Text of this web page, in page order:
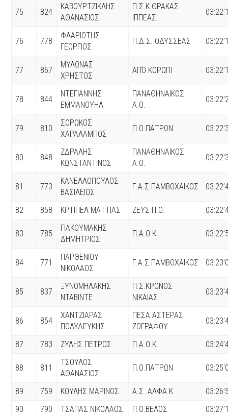
75 824
ΚΑΒΟΥΡΤΖΙΚΛΗΣ
ΑΘΑΝΑΣΙΟΣ
Π.Σ.Κ.ΘΡΑΚΑΣ
ΙΠΠΕΑΣ
76 778
ΦΛΑΡΙΩΤΗΣ
ΓΕΩΡΓΙΟΣ
Π.Δ.Σ. ΟΔΥΣΣΕΑΣ
77 867
ΜΥΛΩΝΑΣ
ΧΡΗΣΤΟΣ
ΑΠΌ ΚΟΡΩΠΙ
78 844
ΝΤΕΓΙΑΝΝΗΣ
ΕΜΜΑΝΟΥΗΛ
ΠΑΝΑΘΗΝΑΙΚΟΣ
Α.Ο.
79 810
ΣΟΡΩΚΟΣ
ΧΑΡΑΛΑΜΠΟΣ
Π.Ο.ΠΑΤΡΩΝ
80 848
ΖΔΡΑΛΗΣ
ΚΩΝΣΤΑΝΤΙΝΟΣ
ΠΑΝΑΘΗΝΑΙΚΟΣ
Α.Ο.
81 773
ΚΑΝΕΛΛΟΠΟΥΛΟΣ
ΒΑΣΙΛΕΙΟΣ
Γ.Α.Σ.ΠΑΜΒΟΧΑΙΚΟΣ
82 858 ΚΡΙΠΠΕΛ ΜΑΤΤΙΑΣ ΖΕΥΣ Π.Ο.
83 785
ΓΙΑΚΟΥΜΑΚΗΣ
ΔΗΜΗΤΡΙΟΣ
Π.Α.Ο.Κ.
84 771
ΠΑΡΘΕΝΙΟΥ
ΝΙΚΟΛΑΟΣ
Γ.Α.Σ.ΠΑΜΒΟΧΑΙΚΟΣ
85 837
ΞΥΝΟΜΗΛΑΚΗΣ
ΝΤΑΒΙΝΤΕ
Π.Σ.ΚΡΟΝΟΣ
ΝΙΚΑΙΑΣ
86 854
ΧΑΝΤΖΙΑΡΑΣ
ΠΟΛΥΔΕΥΚΗΣ
ΠΕΣΑ ΑΣΤΕΡΑΣ
ΖΩΓΡΑΦΟΥ
87 783 ΖΥΛΗΣ ΠΕΤΡΟΣ Π.Α.Ο.Κ.
88 811
ΤΣΟΥΛΟΣ
ΑΘΑΝΑΣΙΟΣ
Π.Ο.ΠΑΤΡΩΝ
89 759 ΚΟΥΛΗΣ ΜΑΡΙΝΟΣ Α.Σ. ΑΛΦΑ K
90
790 ΤΣΑΠΑΣ ΝΙΚΟΛΑΟΣ Π.Ο.ΒΕΛΟΣ